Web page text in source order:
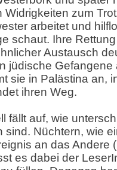
Widrigkeiten zum
arbeitet und
schaut. Ihre
Austausch
jüdische
sie in Palästina an,
ihren Weg.
fällt auf, wie
sind. Nüchtern, wie
an das Andere
es dabei der